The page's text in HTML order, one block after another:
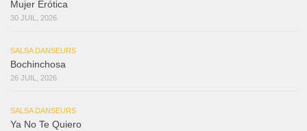
Mujer Erótica
30 JUIL, 2026
SALSA DANSEURS
Bochinchosa
26 JUIL, 2026
SALSA DANSEURS
Ya No Te Quiero